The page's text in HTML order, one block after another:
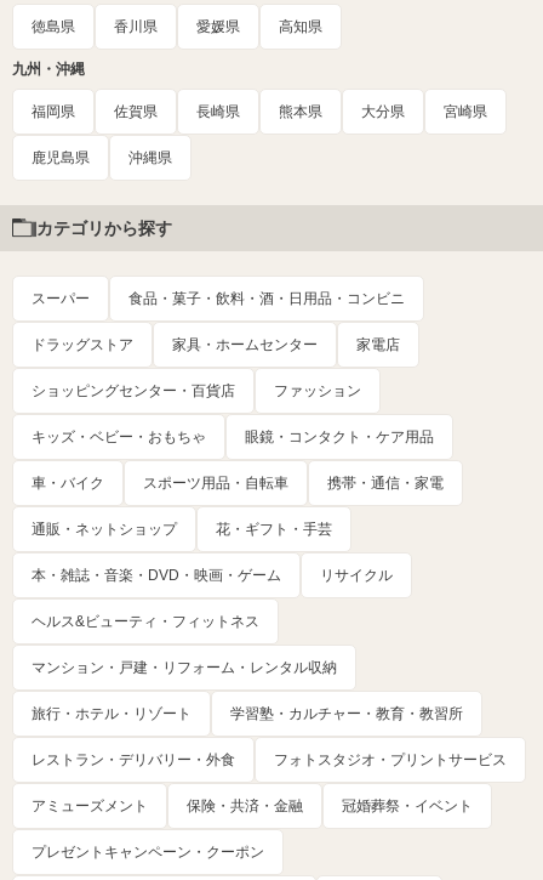
徳島県 香川県 愛媛県 高知県
九州・沖縄
福岡県 佐賀県 長崎県 熊本県 大分県 宮崎県
鹿児島県 沖縄県
カテゴリから探す
スーパー 食品・菓子・飲料・酒・日用品・コンビニ
ドラッグストア 家具・ホームセンター 家電店
ショッピングセンター・百貨店 ファッション
キッズ・ベビー・おもちゃ 眼鏡・コンタクト・ケア用品
車・バイク スポーツ用品・自転車 携帯・通信・家電
通販・ネットショップ 花・ギフト・手芸
本・雑誌・音楽・DVD・映画・ゲーム リサイクル
ヘルス&ビューティ・フィットネス
マンション・戸建・リフォーム・レンタル収納
旅行・ホテル・リゾート 学習塾・カルチャー・教育・教習所
レストラン・デリバリー・外食 フォトスタジオ・プリントサービス
アミューズメント 保険・共済・金融 冠婚葬祭・イベント
プレゼントキャンペーン・クーポン